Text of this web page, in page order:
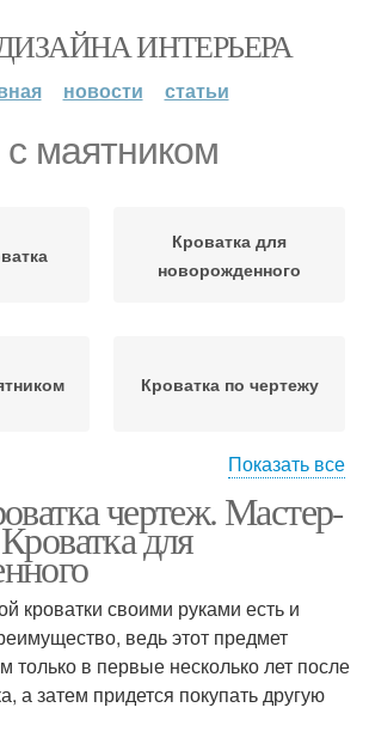
ИНТЕРЬЕРА
новости статьи
с маятником
Кроватка для
новорожденного
Кроватка по чертежу
Кроватки на шарнирах
Показать все
чертеж. Мастер-
для
кроватки своими руками есть и
ведь этот предмет
только в первые несколько лет после
а затем придется покупать другую